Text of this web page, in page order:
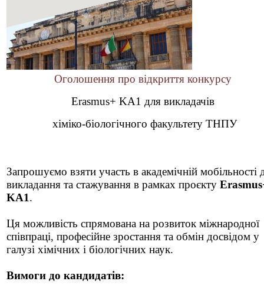
Оголошення про відкриття конкурсу
Erasmus+ KA1 для викладачів
хіміко-біологічного факультету ТНПУ
Запрошуємо взяти участь в академічній мобільності
викладання та стажування в рамках проєкту
KA1.
Ця можливість спрямована на розвиток міжнародної
співпраці, професійне зростання та обмін досвідом у
галузі хімічних і біологічних наук.
Вимоги до кандидатів: